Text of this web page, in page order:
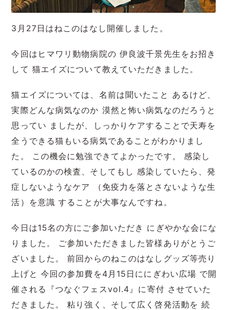
3月27日はねこのはなし開催しました。
今回はヒマワリ動物病院の 伊良波千景先生をお招き
して 猫エイズについて教えていただきました。
猫エイズについては、名前は聞いたこと あるけど、
実際どんな病気なのか 漠然と怖い病気なのだろうと
思ってい ましたが、しっかりケアすることで天寿を
全うできる猫もいる病気であることがわかりまし
た。 この機会に勉強できてよかったです。 感染し
ているのかの検査、そしてもし 感染していたら、発
症しないようなケア （免疫力を落とさないような生
活）を意識 することが大事なんですね。
今日は15名の方にご参加いただき にぎやかな会にな
りました。 ご参加いただきました皆様ありがとうご
ざいました。 前回からのねこのはなしグッズ等売り
上げと 今回の参加費を4月15日ににぎわい広場 で開
催される『つなぐフェスvol.4』に寄付 させていた
だきました。 粘り強く、そして広く啓発活動を 続